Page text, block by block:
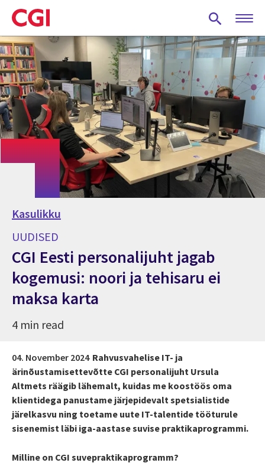
Skip
to
main
content
Kasulikku
UUDISED
CGI Eesti personalijuht jagab
kogemusi: noori ja tehisaru ei
maksa karta
4 min read
04. November 2024 Rahvusvahelise IT- ja
ärinõustamisettevõtte CGI personalijuht Ursula
Altmets räägib lähemalt, kuidas me koostöös oma
klientidega panustame järjepidevalt spetsialistide
järelkasvu ning toetame uute IT-talentide tööturule
sisenemist läbi iga-aastase suvise praktikaprogrammi.
Milline on CGI suvepraktikaprogramm?